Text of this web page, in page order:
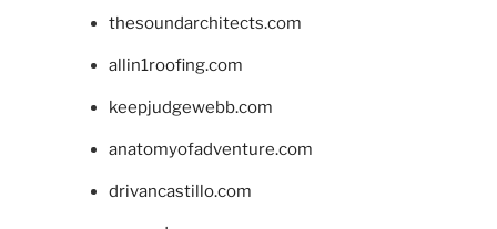
thesoundarchitects.com
allin1roofing.com
keepjudgewebb.com
anatomyofadventure.com
drivancastillo.com